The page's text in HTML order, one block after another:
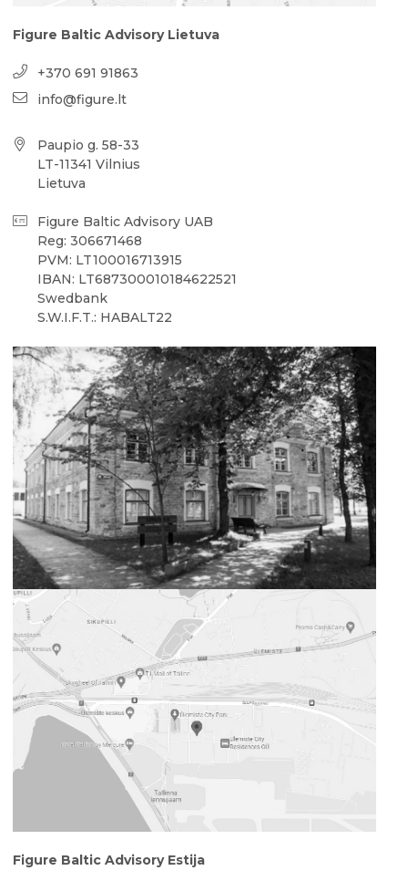
Figure Baltic Advisory Lietuva
+370 691 91863
info@figure.lt
Paupio g. 58-33
LT-11341 Vilnius
Lietuva
Figure Baltic Advisory UAB
Reg: 306671468
PVM: LT100016713915
IBAN: LT687300010184622521
Swedbank
S.W.I.F.T.: HABALT22
Figure Baltic Advisory Estija